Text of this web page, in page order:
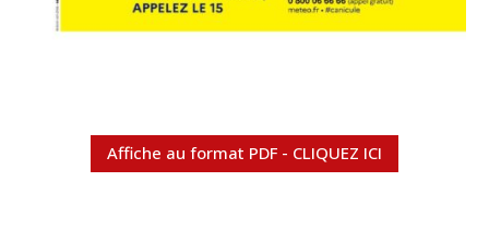
Affiche au format PDF - CLIQUEZ ICI